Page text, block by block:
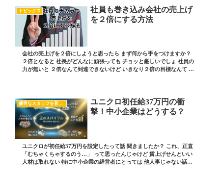
トピックス
社員も巻き込み会社の売上げ
を２倍にする方法
会社の売上げを２倍にしようと思ったら まず何から手をつけますか？
２倍となると 社長がどんなに頑張っても チョッと厳しいでしょ 社員の
力が無いと ２倍なんて到達できないけど いきなり２倍の目標なんて 社
優秀なスタッフを育てたい
ユニクロ初任給37万円の衝
撃！中小企業はどうする？
ユニクロが初任給37万円を設定したって話 聞きましたか？ これ、正直
「むちゃくちゃするのう…」 って思ったんじゃけど 賃上げせんといい
人材は取れない 特に中小企業の経営者にとっては 他人事じゃない話で